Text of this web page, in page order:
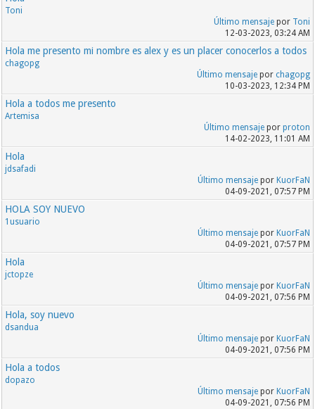
Toni
Último mensajepor Toni
12-03-2023, 03:24 AM
Hola me presento mi nombre es alex y es un placer conocerlos a todos
chagopg
Último mensajepor chagopg
10-03-2023, 12:34 PM
Hola a todos me presento
Artemisa
Último mensajepor proton
14-02-2023, 11:01 AM
Hola
jdsafadi
Último mensajepor KuorFaN
04-09-2021, 07:57 PM
HOLA SOY NUEVO
1usuario
Último mensajepor KuorFaN
04-09-2021, 07:57 PM
Hola
jctopze
Último mensajepor KuorFaN
04-09-2021, 07:56 PM
Hola, soy nuevo
dsandua
Último mensajepor KuorFaN
04-09-2021, 07:56 PM
Hola a todos
dopazo
Último mensajepor KuorFaN
04-09-2021, 07:56 PM